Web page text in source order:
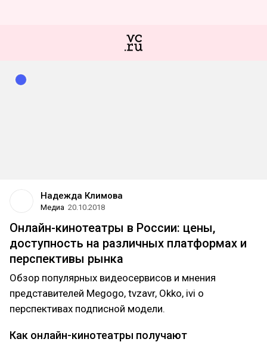
Надежда Климова
Медиа 20.10.2018
Онлайн-кинотеатры в России: цены,
доступность на различных платформах и
перспективы рынка
Обзор популярных видеосервисов и мнения
представителей Megogo, tvzavr, Okko, ivi о
перспективах подписной модели.
Как онлайн-кинотеатры получают